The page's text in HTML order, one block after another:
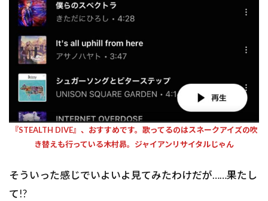
『STEALTH DIVE』、おすすめです。歌ってるのはスネークアイズの吹
き替えも行っている木村昴。ジャイアンリサイタルじゃん
そういった感じでいよいよ見てみたわけだが……果たし
て!?